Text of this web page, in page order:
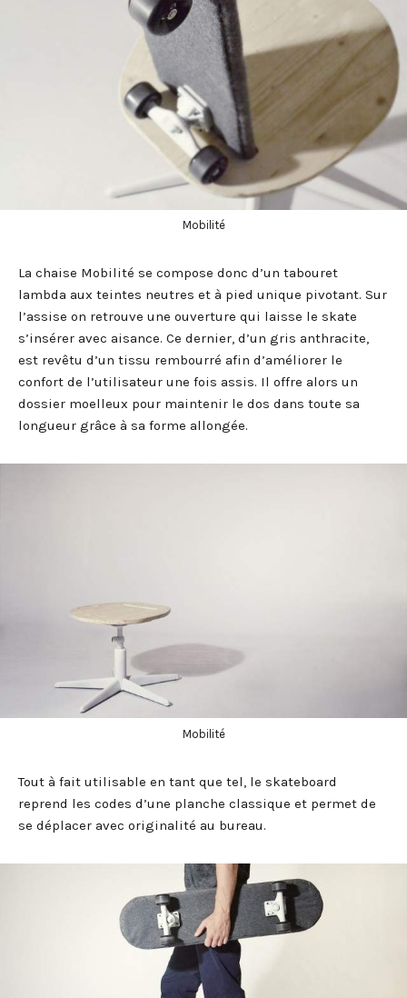
Mobilité
La chaise Mobilité se compose donc d’un tabouret
lambda aux teintes neutres et à pied unique pivotant. Sur
l’assise on retrouve une ouverture qui laisse le skate
s’insérer avec aisance. Ce dernier, d’un gris anthracite,
est revêtu d’un tissu rembourré afin d’améliorer le
confort de l’utilisateur une fois assis. Il offre alors un
dossier moelleux pour maintenir le dos dans toute sa
longueur grâce à sa forme allongée.
Mobilité
Tout à fait utilisable en tant que tel, le skateboard
reprend les codes d’une planche classique et permet de
se déplacer avec originalité au bureau.